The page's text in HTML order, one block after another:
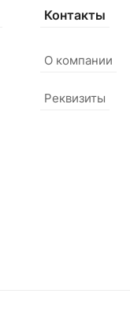
Контакты
О компании
Реквизиты